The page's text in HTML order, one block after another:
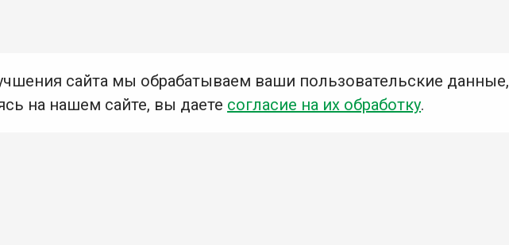
сайта мы обрабатываем ваши пользовательские данные,
на нашем сайте, вы даете согласие на их обработку.